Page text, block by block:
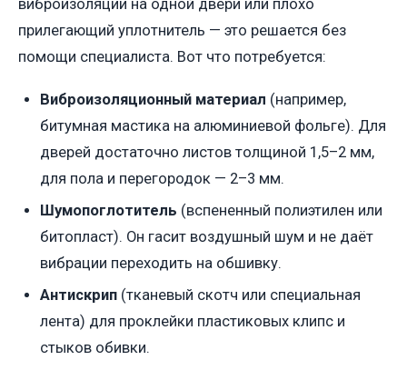
виброизоляции на одной двери или плохо
прилегающий уплотнитель — это решается без
помощи специалиста. Вот что потребуется:
Виброизоляционный материал (например,
битумная мастика на алюминиевой фольге). Для
дверей достаточно листов толщиной 1,5–2 мм,
для пола и перегородок — 2–3 мм.
Шумопоглотитель (вспененный полиэтилен или
битопласт). Он гасит воздушный шум и не даёт
вибрации переходить на обшивку.
Антискрип (тканевый скотч или специальная
лента) для проклейки пластиковых клипс и
стыков обивки.